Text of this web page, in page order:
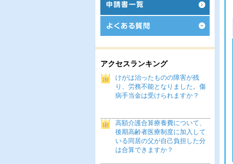
アクセスランキング
けがは治ったものの障害が残
り、労務不能となりました。傷
病手当金は受けられますか？
高額介護合算療養費について、
後期高齢者医療制度に加入して
いる同居の父が自己負担した分
は合算できますか？